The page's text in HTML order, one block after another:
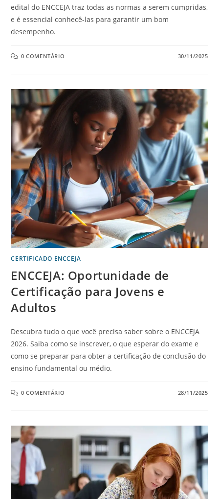
edital do ENCCEJA traz todas as normas a serem cumpridas,
e é essencial conhecê-las para garantir um bom
desempenho.
0 COMENTÁRIO 30/11/2025
CERTIFICADO ENCCEJA
ENCCEJA: Oportunidade de
Certificação para Jovens e
Adultos
Descubra tudo o que você precisa saber sobre o ENCCEJA
2026. Saiba como se inscrever, o que esperar do exame e
como se preparar para obter a certificação de conclusão do
ensino fundamental ou médio.
0 COMENTÁRIO 28/11/2025